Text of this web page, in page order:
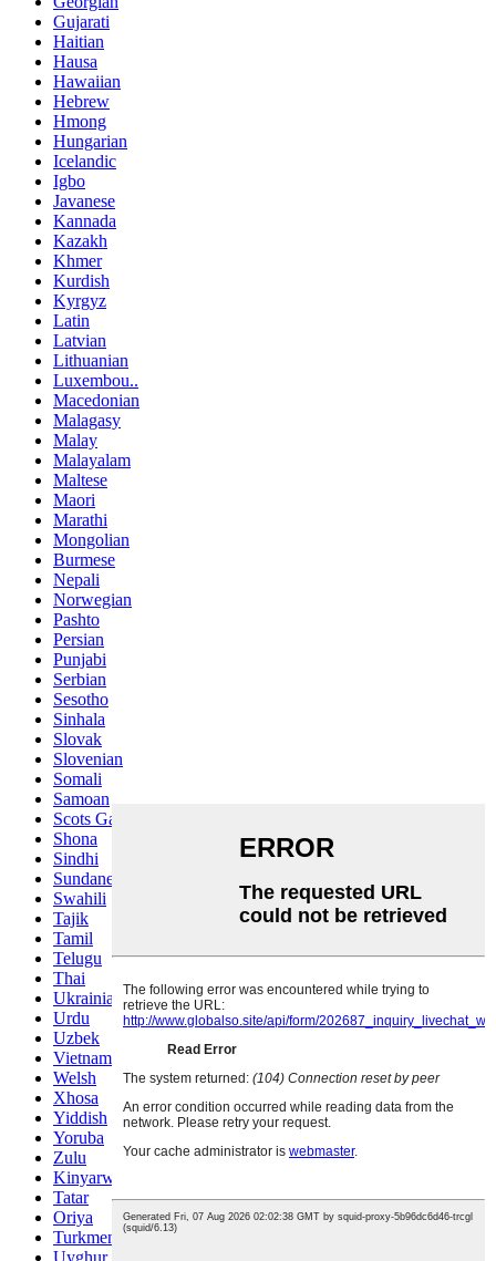
Gujarati
Haitian
Hausa
Hawaiian
Hebrew
Hmong
Hungarian
Icelandic
Igbo
Javanese
Kannada
Kazakh
Khmer
Kurdish
Kyrgyz
Latin
Latvian
Lithuanian
Luxembou..
Macedonian
Malagasy
Malay
Malayalam
Maltese
Maori
Marathi
Mongolian
Burmese
Nepali
Norwegian
Pashto
Persian
Punjabi
Serbian
Sesotho
Sinhala
Slovak
Slovenian
Somali
Samoan
Scots Gaelic
Shona
Sindhi
Sundanese
Swahili
Tajik
Tamil
Telugu
Thai
Ukrainian
Urdu
Uzbek
Vietnamese
Welsh
Xhosa
Yiddish
Yoruba
Zulu
Kinyarwanda
Tatar
Oriya
Turkmen
Uyghur